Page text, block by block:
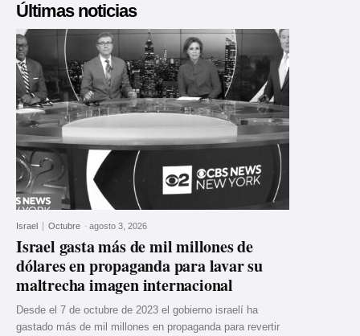
Últimas noticias
Israel Octubre - agosto 3, 2026
Israel gasta más de mil millones de
dólares en propaganda para lavar su
maltrecha imagen internacional
Desde el 7 de octubre de 2023 el gobierno israelí ha
gastado más de mil millones en propaganda para revertir